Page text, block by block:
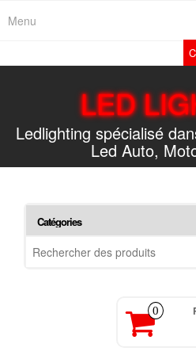
Menu
LED
Ledlighting spécialisé
Led Auto,
0